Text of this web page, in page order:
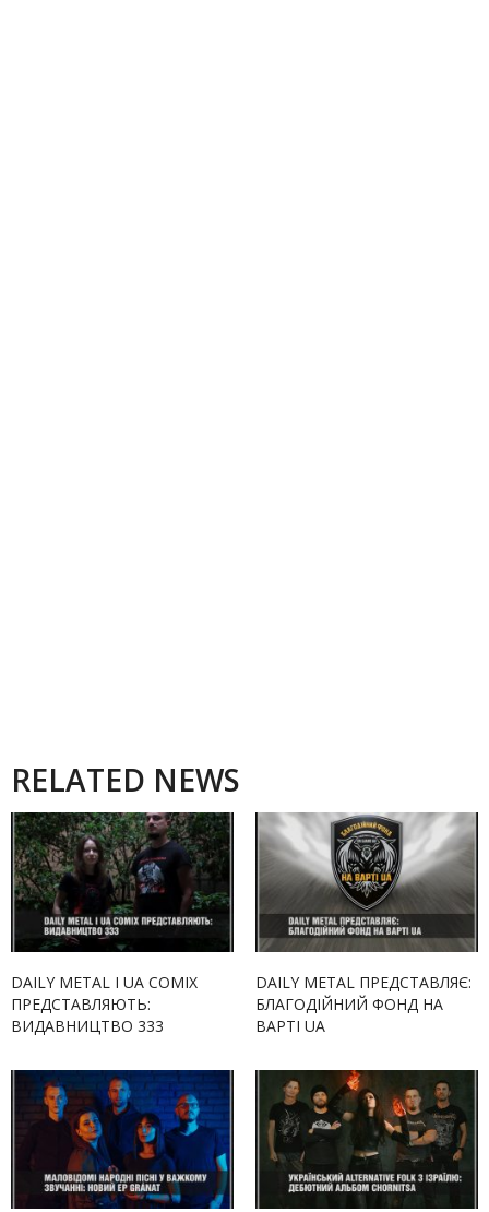
RELATED NEWS
DAILY METAL І UA COMIX
ПРЕДСТАВЛЯЮТЬ:
ВИДАВНИЦТВО 333
DAILY METAL ПРЕДСТАВЛЯЄ:
БЛАГОДІЙНИЙ ФОНД НА
ВАРТІ UA